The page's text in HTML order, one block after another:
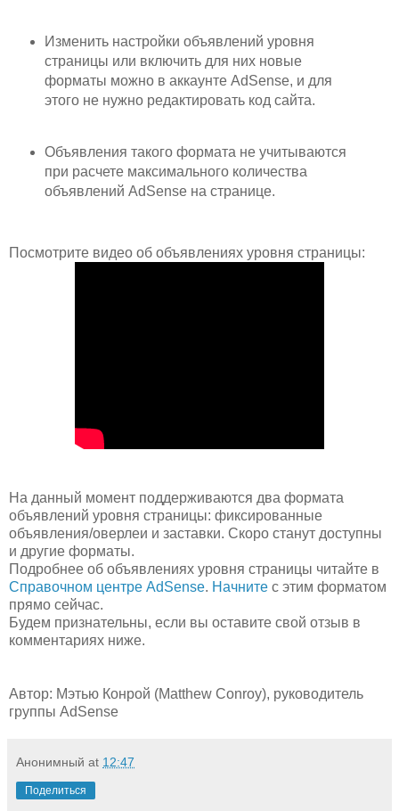
Изменить настройки объявлений уровня
страницы или включить для них новые
форматы можно в аккаунте AdSense, и для
этого не нужно редактировать код сайта.
Объявления такого формата не учитываются
при расчете максимального количества
объявлений AdSense на странице.
Посмотрите видео об объявлениях уровня страницы:
На данный момент поддерживаются два формата
объявлений уровня страницы: фиксированные
объявления/оверлеи и заставки. Скоро станут доступны
и другие форматы.
Подробнее об объявлениях уровня страницы читайте в
Справочном центре AdSense. Начните с этим форматом
прямо сейчас.
Будем признательны, если вы оставите свой отзыв в
комментариях ниже.
Автор: Мэтью Конрой (Matthew Conroy), руководитель
группы AdSense
Анонимный at 12:47
Поделиться